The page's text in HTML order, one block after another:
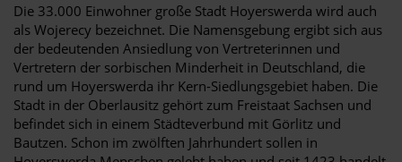
Die 33.000 Einwohner große Stadt Hoyerswerda wird auch
als Wojerecy bezeichnet. Die Namensgebung ergibt sich aus
der bedeutenden Ansiedlung von Vertreterinnen und
Vertretern der sorbischen Minderheit in Deutschland, die
rund um Hoyerswerda ihr Kern-Siedlungsgebiet haben. Die
Stadt in der Oberlausitz gehört zum Freistaat Sachsen und
befindet sich in einem Städteverbund mit Görlitz und
Bautzen. Schon im zwölften Jahrhundert sollen in